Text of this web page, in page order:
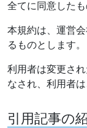
全てに同意したも
本規約は、運営
るものとします。
利用者は変更さ
なされ、利用者
引用記事の